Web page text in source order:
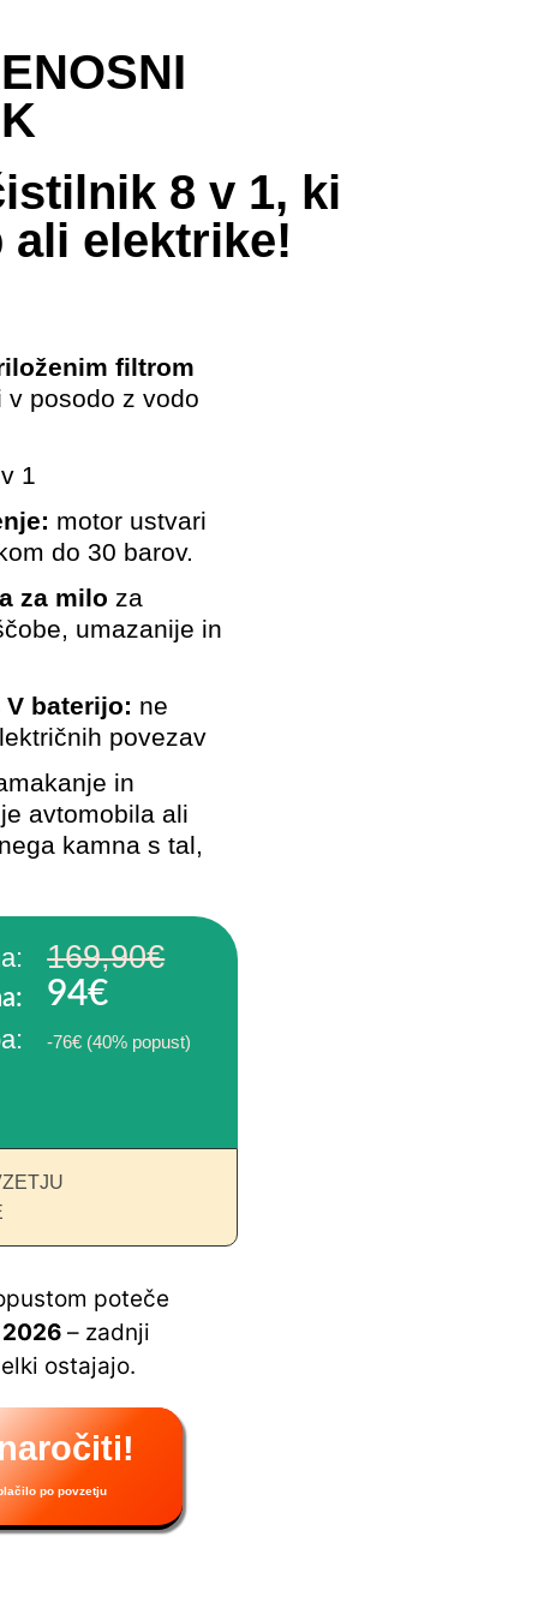
8 v 1, ki
ali elektrike!
filtrom
v posodo z vodo
1
motor ustvari
do 30 barov.
za milo za
umazanije in
baterijo: ne
povezav
in
avtomobila ali
kamna s tal,
169,90€
94€
-76€ (40% popust)
poteče
– zadnji
ostajajo.
po povzetju